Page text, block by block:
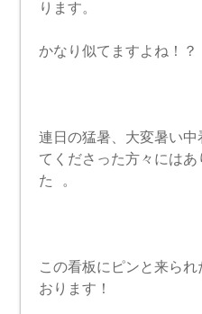
ります。
かなり似てますよね！？
連日の猛暑、大変暑い
てくださった方々には
た 。
この看板にピンと来ら
おります！